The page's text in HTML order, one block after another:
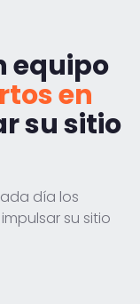
equipo
en
su sitio
día los
su sitio